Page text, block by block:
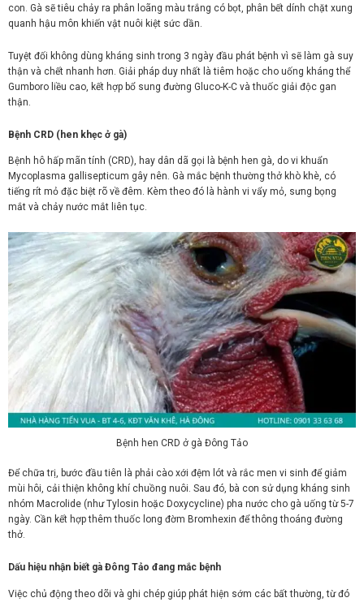
con. Gà sẽ tiêu chảy ra phân loãng màu trắng có bọt, phân bết dính chặt xung
quanh hậu môn khiến vật nuôi kiệt sức dần.
Tuyệt đối không dùng kháng sinh trong 3 ngày đầu phát bệnh vì sẽ làm gà suy
thận và chết nhanh hơn. Giải pháp duy nhất là tiêm hoặc cho uống kháng thể
Gumboro liều cao, kết hợp bổ sung đường Gluco-K-C và thuốc giải độc gan
thận.
Bệnh CRD (hen khẹc ở gà)
Bệnh hô hấp mãn tính (CRD), hay dân dã gọi là bệnh hen gà, do vi khuẩn
Mycoplasma gallisepticum gây nên. Gà mắc bệnh thường thở khò khè, có
tiếng rít mỏ đặc biệt rõ về đêm. Kèm theo đó là hành vi vẩy mỏ, sưng bọng
mắt và chảy nước mắt liên tục.
Bệnh hen CRD ở gà Đông Tảo
Để chữa trị, bước đầu tiên là phải cào xới đệm lót và rắc men vi sinh để giảm
mùi hôi, cải thiện không khí chuồng nuôi. Sau đó, bà con sử dụng kháng sinh
nhóm Macrolide (như Tylosin hoặc Doxycycline) pha nước cho gà uống từ 5-7
ngày. Cần kết hợp thêm thuốc long đờm Bromhexin để thông thoáng đường
thở.
Dấu hiệu nhận biết gà Đông Tảo đang mắc bệnh
Việc chủ động theo dõi và ghi chép giúp phát hiện sớm các bất thường, từ đó